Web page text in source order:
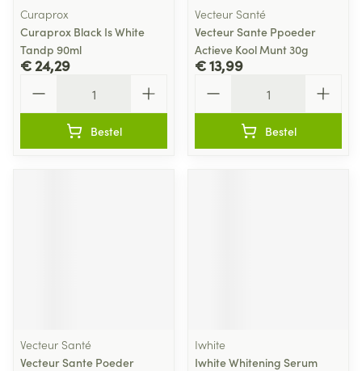
Curaprox
Curaprox Black Is White
Tandp 90ml
€ 24,29
Bestel
Vecteur Santé
Vecteur Sante Ppoeder
Actieve Kool Munt 30g
€ 13,99
Bestel
Vecteur Santé
Vecteur Sante Poeder
Iwhite
Iwhite Whitening Serum